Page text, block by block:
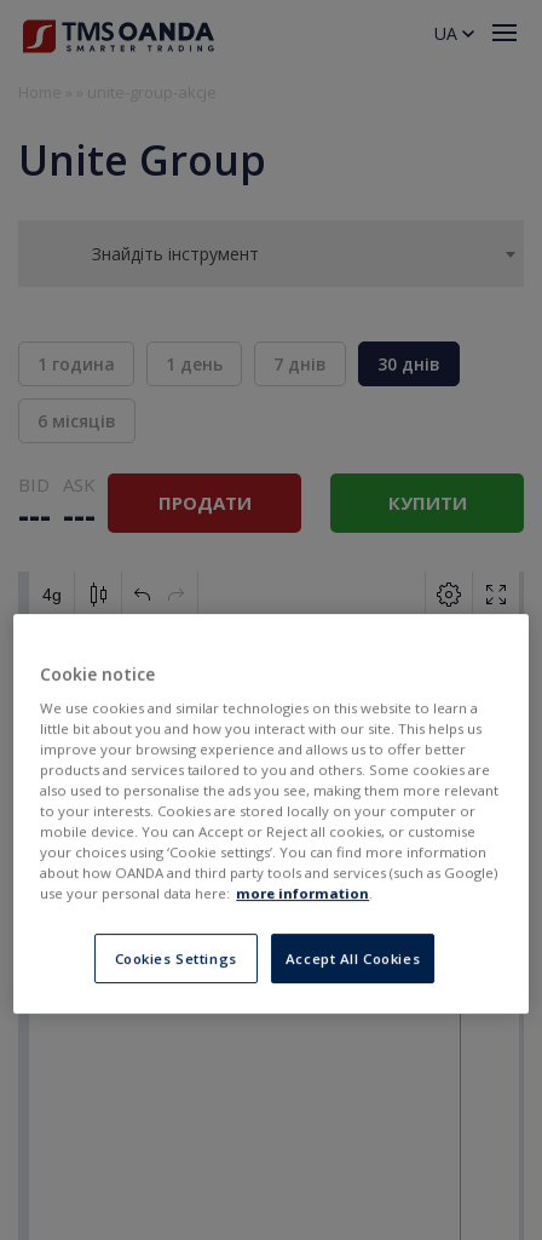
Unite Group
Знайдіть інструмент
1 година 1 день 7 днів 30 днів
6 місяців
BID
---
ASK
--- ПРОДАТИ КУПИТИ
UA
Cookie notice
We use cookies and similar technologies on this website to learn a
little bit about you and how you interact with our site. This helps us
improve your browsing experience and allows us to offer better
products and services tailored to you and others. Some cookies are
also used to personalise the ads you see, making them more relevant
to your interests. Cookies are stored locally on your computer or
mobile device. You can Accept or Reject all cookies, or customise
your choices using ‘Cookie settings’. You can find more information
about how OANDA and third party tools and services (such as Google)
use your personal data here: more information.
Cookies Settings Accept All Cookies